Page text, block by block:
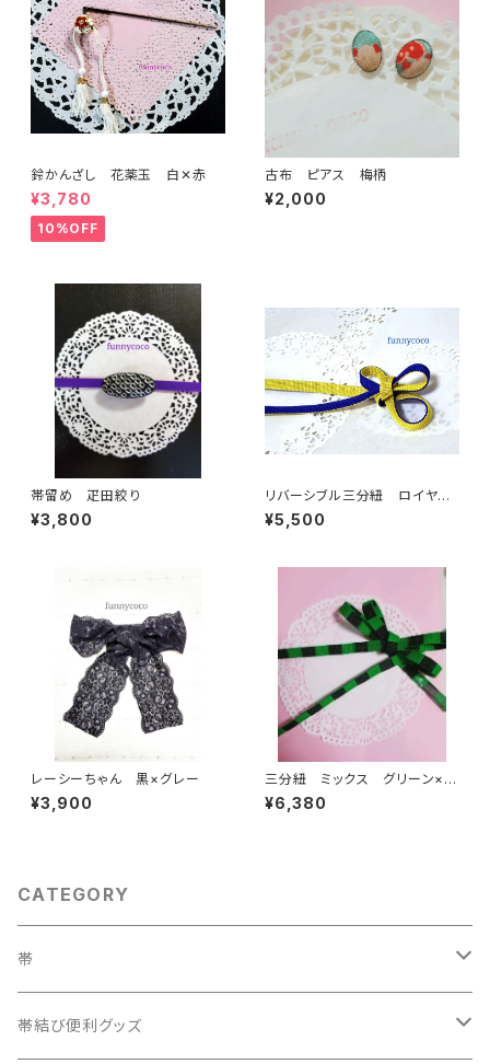
鈴かんざし 花薬玉 白✕赤
¥3,780
10%OFF
古布 ピアス 梅柄
¥2,000
帯留め 疋田絞り
¥3,800
リバーシブル三分紐 ロイヤル
ブルーとイエロー
¥5,500
レーシーちゃん 黒×グレー
¥3,900
三分紐 ミックス グリーン×ブ
ラック
¥6,380
CATEGORY
帯
織兵児帯
帯結び便利グッズ